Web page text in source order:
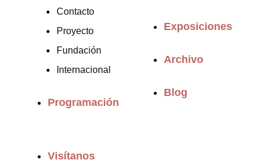
Visítanos
Contacto
Proyecto
Fundación
Internacional
Programación
Exposiciones
Archivo
Blog